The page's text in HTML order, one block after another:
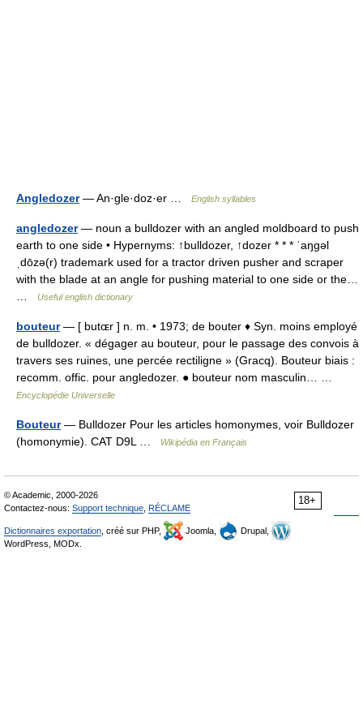
Angledozer— An·gle·doz·er … English syllables
angledozer— noun a bulldozer with an angled moldboard to push
earth to one side • Hypernyms: ↑bulldozer, ↑dozer * * * ˈaŋgəl
ˌdōzə(r) trademark used for a tractor driven pusher and scraper
with the blade at an angle for pushing material to one side or the…
Useful english dictionary
bouteur— [ butɶr ] n. m. • 1973; de bouter ♦ Syn. moins employé
de bulldozer. « dégager au bouteur, pour le passage des convois à
travers ses ruines, une percée rectiligne » (Gracq). Bouteur biais :
recomm. offic. pour angledozer. ● bouteur nom masculin… …
Encyclopédie Universelle
Bouteur— Bulldozer Pour les articles homonymes, voir Bulldozer
(homonymie). CAT D9L …
Wikipédia en Français
18+
© Academic, 2000-2026
Contactez-nous: Support technique RÉCLAME
Dictionnaires exportation , créé sur PHP, Joomla,
Drupal,
WordPress, MODx.